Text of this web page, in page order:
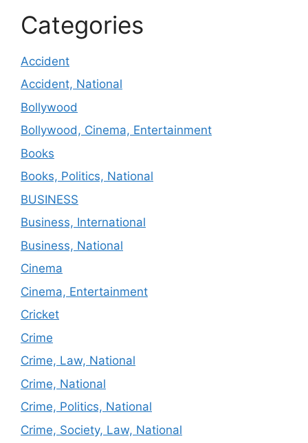
Categories
Accident
Accident, National
Bollywood
Bollywood, Cinema, Entertainment
Books
Books, Politics, National
BUSINESS
Business, International
Business, National
Cinema
Cinema, Entertainment
Cricket
Crime
Crime, Law, National
Crime, National
Crime, Politics, National
Crime, Society, Law, National